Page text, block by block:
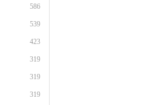
586
539
423
319
319
319